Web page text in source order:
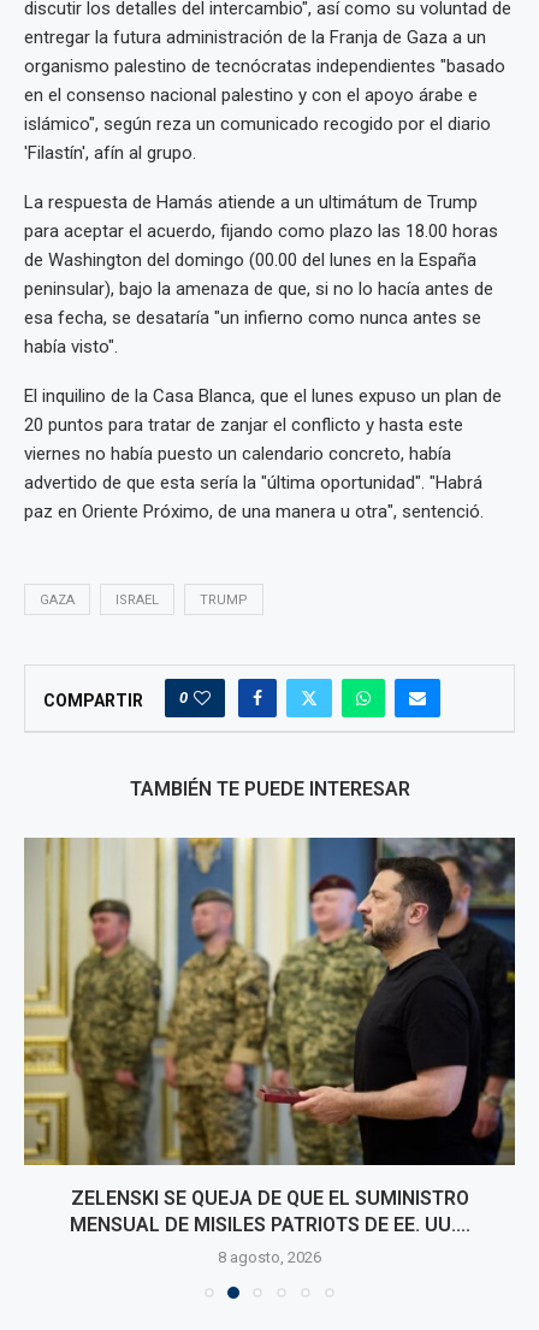
discutir los detalles del intercambio", así como su voluntad de
entregar la futura administración de la Franja de Gaza a un
organismo palestino de tecnócratas independientes "basado
en el consenso nacional palestino y con el apoyo árabe e
islámico", según reza un comunicado recogido por el diario
'Filastín', afín al grupo.
La respuesta de Hamás atiende a un ultimátum de Trump
para aceptar el acuerdo, fijando como plazo las 18.00 horas
de Washington del domingo (00.00 del lunes en la España
peninsular), bajo la amenaza de que, si no lo hacía antes de
esa fecha, se desataría "un infierno como nunca antes se
había visto".
El inquilino de la Casa Blanca, que el lunes expuso un plan de
20 puntos para tratar de zanjar el conflicto y hasta este
viernes no había puesto un calendario concreto, había
advertido de que esta sería la "última oportunidad". "Habrá
paz en Oriente Próximo, de una manera u otra", sentenció.
GAZA ISRAEL TRUMP
COMPARTIR 0
TAMBIÉN TE PUEDE INTERESAR
ZELENSKI SE QUEJA DE QUE EL SUMINISTRO
MENSUAL DE MISILES PATRIOTS DE EE. UU....
8 agosto, 2026